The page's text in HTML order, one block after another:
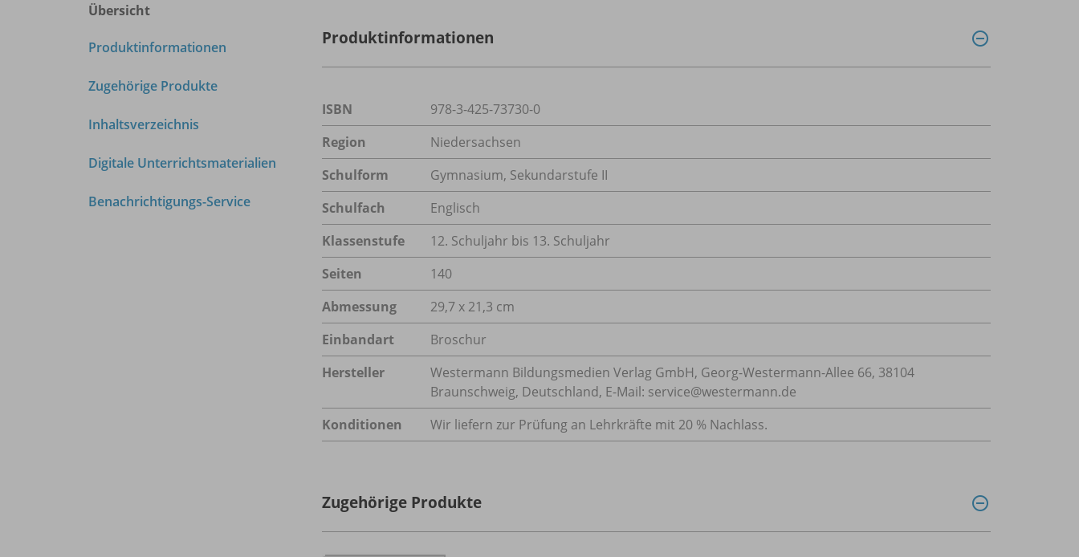
Übersicht
Produktinformationen
Zugehörige Produkte
Inhaltsverzeichnis
Digitale Unterrichtsmaterialien
Benachrichtigungs-Service
Produktinformationen
ISBN
978-3-425-73730-0
Region
Niedersachsen
Schulform
Gymnasium, Sekundarstufe II
Schulfach
Englisch
Klassenstufe
12. Schuljahr bis 13. Schuljahr
Seiten
140
Abmessung
29,7 x 21,3 cm
Einbandart
Broschur
Hersteller
Westermann Bildungsmedien Verlag GmbH, Georg-Westermann-Allee 66, 38104
Braunschweig, Deutschland, E-Mail: service@westermann.de
Konditionen
Wir liefern zur Prüfung an Lehrkräfte mit 20 % Nachlass.
Zugehörige Produkte